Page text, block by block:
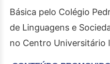
Básica pelo Colégio
de Linguagens e
no Centro Universitário